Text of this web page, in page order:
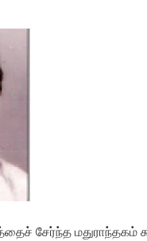
சேர்ந்த மதுராந்தகம்